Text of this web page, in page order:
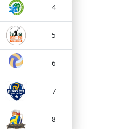
4
5
6
7
8